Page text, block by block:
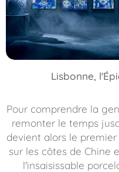
Lisbonne,
Pour comprendre la
remonter le temps
devient alors le
sur les côtes de Chine
l'insaisissable